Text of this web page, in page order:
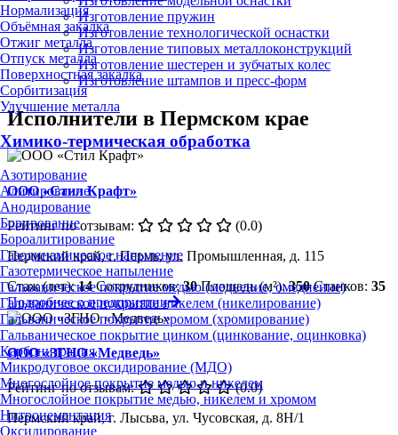
Нормализация
Объёмная закалка
Отжиг металла
Отпуск металла
Поверхностная закалка
Сорбитизация
Улучшение металла
Химико-термическая обработка
Азотирование
Алитирование
Анодирование
Борирование
Бороалитирование
Газодинамическое напыление
Газотермическое напыление
Гальваническое покрытие медью (меднение, омеднение)
Гальваническое покрытие никелем (никелирование)
Гальваническое покрытие хромом (хромирование)
Гальваническое покрытие цинком (цинкование, оцинковка)
Карбонитрация
Микродуговое оксидирование (МДО)
Многослойное покрытие медью и никелем
Многослойное покрытие медью, никелем и хромом
Нитроцементация
Оксидирование
Изготовление пружин
Изготовление технологической оснастки
Изготовление типовых металлоконструкций
Изготовление шестерен и зубчатых колес
Изготовление штампов и пресс-форм
Исполнители в Пермском крае
ООО «Стил Крафт»
Рейтинг по отзывам:
(0.0)
Пермский край, г. Пермь, ул. Промышленная, д. 115
Стаж (лет):14 Сотрудников:30 Площадь (м²):350 Станков: 35
Подробнее о предприятии
ООО «ЗГНО «Медведь»
Рейтинг по отзывам:
(0.0)
Пермский край, г. Лысьва, ул. Чусовская, д. 8Н/1